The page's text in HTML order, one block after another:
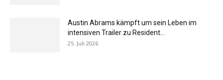
Austin Abrams kämpft um sein Leben im
intensiven Trailer zu Resident...
25. Juli 2026